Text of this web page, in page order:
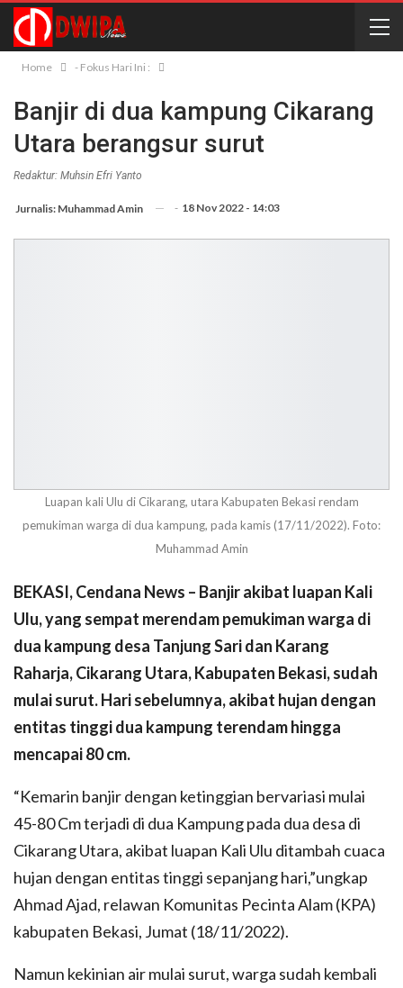
Home - Fokus Hari Ini :
Banjir di dua kampung Cikarang
Utara berangsur surut
Redaktur: Muhsin Efri Yanto
Jurnalis: Muhammad Amin - 18 Nov 2022 - 14:03
Luapan kali Ulu di Cikarang, utara Kabupaten Bekasi rendam
pemukiman warga di dua kampung, pada kamis (17/11/2022). Foto:
Muhammad Amin
BEKASI, Cendana News – Banjir akibat luapan Kali
Ulu, yang sempat merendam pemukiman warga di
dua kampung desa Tanjung Sari dan Karang
Raharja, Cikarang Utara, Kabupaten Bekasi, sudah
mulai surut. Hari sebelumnya, akibat hujan dengan
entitas tinggi dua kampung terendam hingga
mencapai 80 cm.
“Kemarin banjir dengan ketinggian bervariasi mulai
45-80 Cm terjadi di dua Kampung pada dua desa di
Cikarang Utara, akibat luapan Kali Ulu ditambah cuaca
hujan dengan entitas tinggi sepanjang hari,”ungkap
Ahmad Ajad, relawan Komunitas Pecinta Alam (KPA)
kabupaten Bekasi, Jumat (18/11/2022).
Namun kekinian air mulai surut, warga sudah kembali